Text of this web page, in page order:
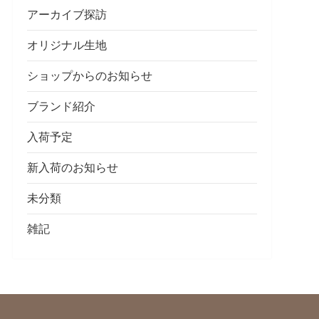
アーカイブ探訪
オリジナル生地
ショップからのお知らせ
ブランド紹介
入荷予定
新入荷のお知らせ
未分類
雑記